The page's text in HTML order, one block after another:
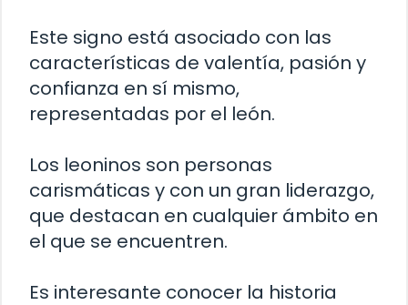
Este signo está asociado con las
características de valentía, pasión y
confianza en sí mismo,
representadas por el león.
Los leoninos son personas
carismáticas y con un gran liderazgo,
que destacan en cualquier ámbito en
el que se encuentren.
Es interesante conocer la historia